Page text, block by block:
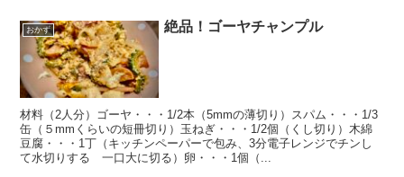
おかず 絶品！ゴーヤチャンプル
材料（2人分）ゴーヤ・・・1/2本（5mmの薄切り）スパム・・・1/3
缶（５mmくらいの短冊切り）玉ねぎ・・・1/2個（くし切り）木綿
豆腐・・・1丁（キッチンペーパーで包み、3分電子レンジでチンし
て水切りする 一口大に切る）卵・・・1個（...